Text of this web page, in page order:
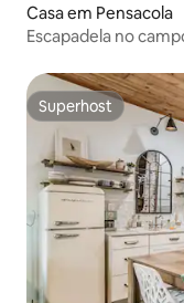
Casa em Pensacola
Escapadela no
Superhost
Superhost